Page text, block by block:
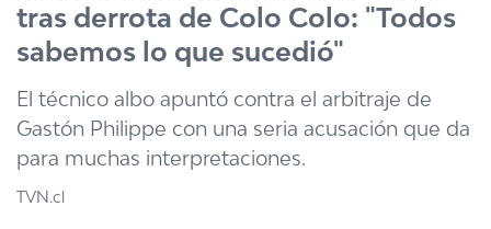
CASTING TVN VERTICAL
TVN VERTICAL
TVN PLAY
PROGRAMAS
tras derrota de Colo Colo: "Todos
sabemos lo que sucedió"
El técnico albo apuntó contra el arbitraje de
Gastón Philippe con una seria acusación que da
para muchas interpretaciones.
TVN.cl